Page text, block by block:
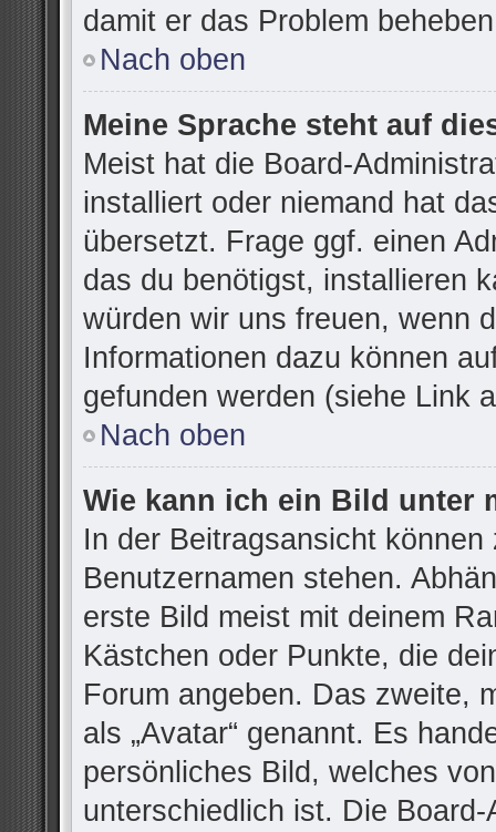
damit er das Problem
Nach oben
Meine Sprache steht auf
Meist hat die Board-
installiert oder niemand hat
übersetzt. Frage ggf. einen
das du benötigst, installieren
würden wir uns freuen, wenn
Informationen dazu können
gefunden werden (siehe Link
Nach oben
Wie kann ich ein Bild unter
In der Beitragsansicht
Benutzernamen stehen.
erste Bild meist mit deinem
Kästchen oder Punkte, die
Forum angeben. Das zweite,
als „Avatar“ genannt. Es
persönliches Bild, welches
unterschiedlich ist. Die